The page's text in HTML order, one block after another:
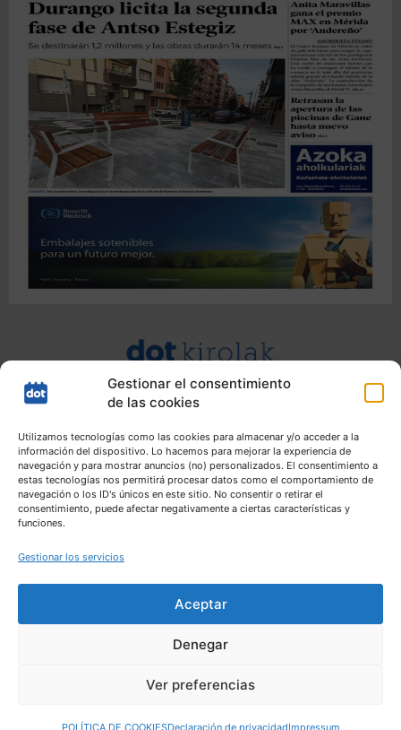
Gestionar el consentimiento
de las cookies
Utilizamos tecnologías como las cookies para almacenar y/o acceder a la
información del dispositivo. Lo hacemos para mejorar la experiencia de
navegación y para mostrar anuncios (no) personalizados. El consentimiento a
estas tecnologías nos permitirá procesar datos como el comportamiento de
navegación o los ID's únicos en este sitio. No consentir o retirar el
consentimiento, puede afectar negativamente a ciertas características y
funciones.
Gestionar los servicios
Aceptar
Denegar
Ver preferencias
POLÍTICA DE COOKIESDeclaración de privacidadImpressum
Aviso Legal |Política de Privacidad |